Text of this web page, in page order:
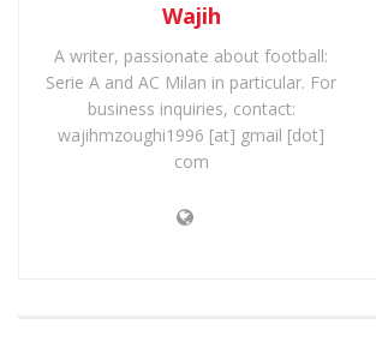
Wajih
A writer, passionate about football:
Serie A and AC Milan in particular. For
business inquiries, contact:
wajihmzoughi1996 [at] gmail [dot]
com